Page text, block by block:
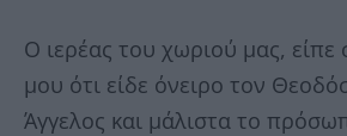
Ο ιερέας του χωριού μας, είπε
μου ότι είδε όνειρο τον
Άγγελος και μάλιστα το